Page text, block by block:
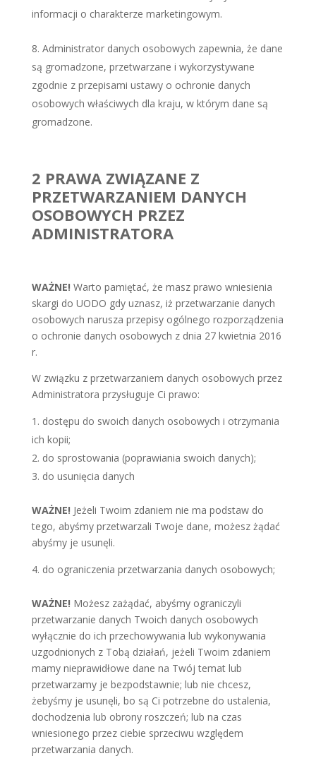
informacji o charakterze marketingowym.
Administrator danych osobowych zapewnia, że dane
są gromadzone, przetwarzane i wykorzystywane
zgodnie z przepisami ustawy o ochronie danych
osobowych właściwych dla kraju, w którym dane są
gromadzone.
2 PRAWA ZWIĄZANE Z
PRZETWARZANIEM DANYCH
OSOBOWYCH PRZEZ
ADMINISTRATORA
WAŻNE! Warto pamiętać, że masz prawo wniesienia
skargi do UODO gdy uznasz, iż przetwarzanie danych
osobowych narusza przepisy ogólnego rozporządzenia
o ochronie danych osobowych z dnia 27 kwietnia 2016
r.
W związku z przetwarzaniem danych osobowych przez
Administratora przysługuje Ci prawo:
dostępu do swoich danych osobowych i otrzymania
ich kopii;
do sprostowania (poprawiania swoich danych);
do usunięcia danych
WAŻNE! Jeżeli Twoim zdaniem nie ma podstaw do
tego, abyśmy przetwarzali Twoje dane, możesz żądać
abyśmy je usunęli.
do ograniczenia przetwarzania danych osobowych;
WAŻNE! Możesz zażądać, abyśmy ograniczyli
przetwarzanie danych Twoich danych osobowych
wyłącznie do ich przechowywania lub wykonywania
uzgodnionych z Tobą działań, jeżeli Twoim zdaniem
mamy nieprawidłowe dane na Twój temat lub
przetwarzamy je bezpodstawnie; lub nie chcesz,
żebyśmy je usunęli, bo są Ci potrzebne do ustalenia,
dochodzenia lub obrony roszczeń; lub na czas
wniesionego przez ciebie sprzeciwu względem
przetwarzania danych.